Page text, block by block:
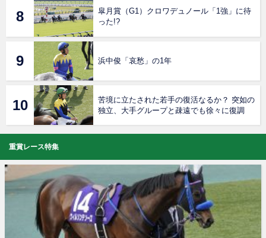
皐月賞（G1）クロワデュノール「1強」に待
った!?
浜中俊「哀愁」の1年
苦境に立たされた若手の復活なるか？ 突如の
独立、大手グループと疎遠でも徐々に復調
重賞レース特集